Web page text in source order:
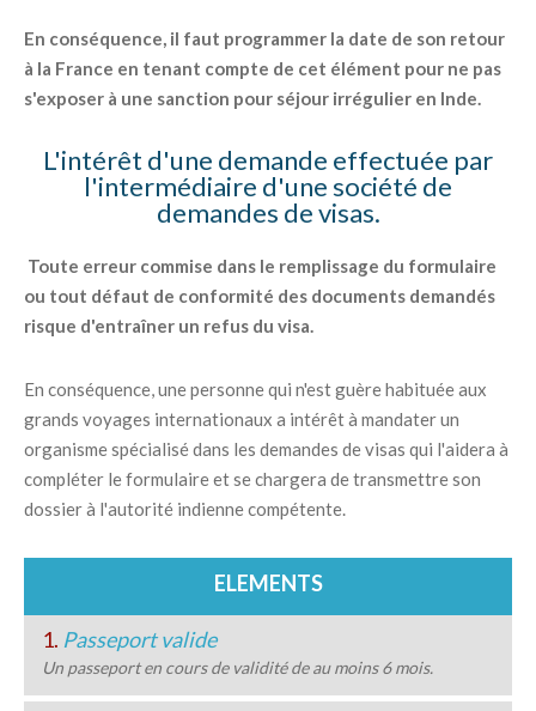
En conséquence, il faut programmer la date de son retour
à la France en tenant compte de cet élément pour ne pas
s'exposer à une sanction pour séjour irrégulier en Inde.
L'intérêt d'une demande effectuée par
l'intermédiaire d'une société de
demandes de visas.
Toute erreur commise dans le remplissage du formulaire
ou tout défaut de conformité des documents demandés
risque d'entraîner un refus du visa.
En conséquence, une personne qui n'est guère habituée aux
grands voyages internationaux a intérêt à mandater un
organisme spécialisé dans les demandes de visas qui l'aidera à
compléter le formulaire et se chargera de transmettre son
dossier à l'autorité indienne compétente.
ELEMENTS
1. Passeport valide
Un passeport en cours de validité de au moins 6 mois.